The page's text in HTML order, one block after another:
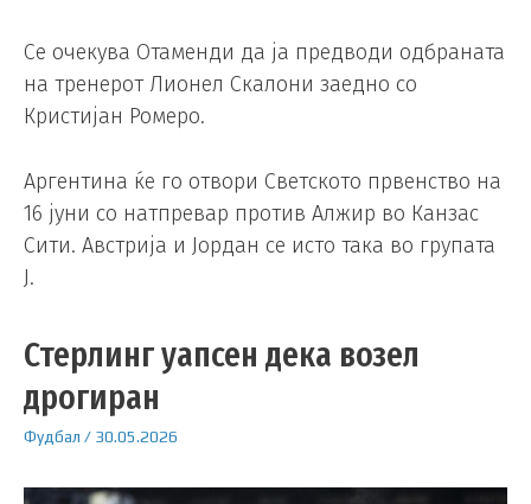
Се очекува Отаменди да ја предводи одбраната
на тренерот Лионел Скалони заедно со
Кристијан Ромеро.
Аргентина ќе го отвори Светското првенство на
16 јуни со натпревар против Алжир во Канзас
Сити. Австрија и Јордан се исто така во групата
Ј.
Стерлинг уапсен дека возел
дрогиран
Фудбал / 30.05.2026